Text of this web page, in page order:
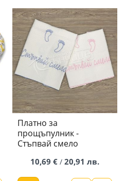
Платно за
прощъпулник -
Стъпвай смело
10,69 € / 20,91 лв.